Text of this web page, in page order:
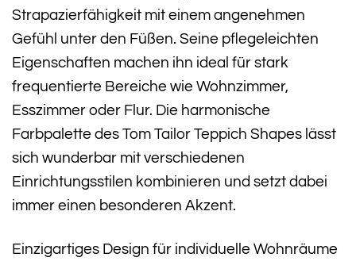
Strapazierfähigkeit mit einem angenehmen
Gefühl unter den Füßen. Seine pflegeleichten
Eigenschaften machen ihn ideal für stark
frequentierte Bereiche wie Wohnzimmer,
Esszimmer oder Flur. Die harmonische
Farbpalette des Tom Tailor Teppich Shapes lässt
sich wunderbar mit verschiedenen
Einrichtungsstilen kombinieren und setzt dabei
immer einen besonderen Akzent.
Einzigartiges Design für individuelle Wohnräume